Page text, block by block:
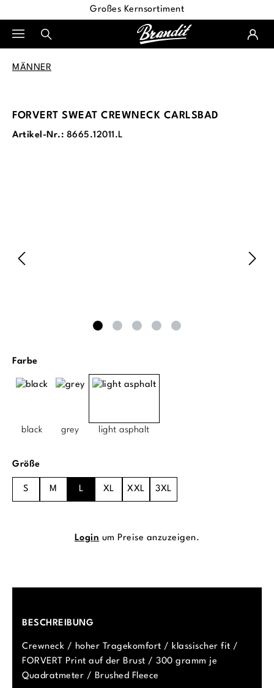
Großes Kernsortiment
MÄNNER
FORVERT SWEAT CREWNECK CARLSBAD
Artikel-Nr.: 8665.12011.L
Farbeauswählen
black grey light asphalt
Größeauswählen
S M L XL XXL 3XL
Login um Preise anzuzeigen.
BESCHREIBUNG
Crewneck / hoher Tragekomfort / klassischer fit /
FORVERT Print auf der Brust / 300 gramm je
Quadratmeter / Brushed Fleece